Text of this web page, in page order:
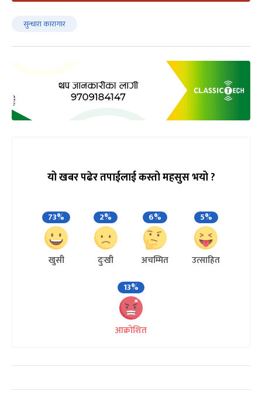
सुन्धारा कारागार
यो खबर पढेर तपाईलाई कस्तो महसुस भयो ?
73%
खुसी
2%
दुःखी
6%
अचम्मित
5%
उत्साहित
13%
आक्रोशित